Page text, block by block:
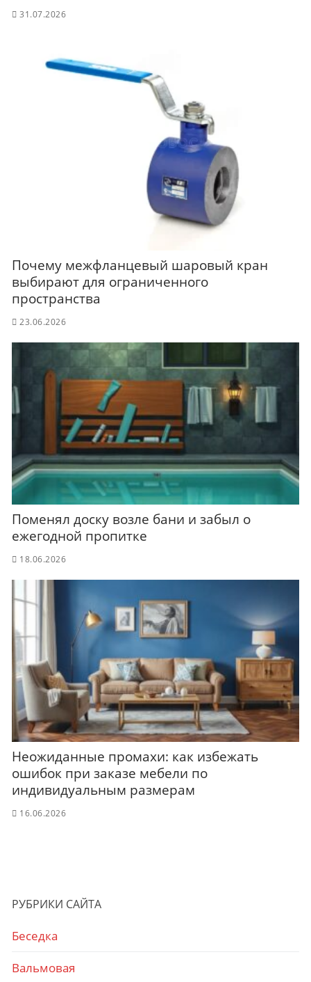
31.07.2026
Почему межфланцевый шаровый кран
выбирают для ограниченного
пространства
23.06.2026
Поменял доску возле бани и забыл о
ежегодной пропитке
18.06.2026
Неожиданные промахи: как избежать
ошибок при заказе мебели по
индивидуальным размерам
16.06.2026
РУБРИКИ САЙТА
Беседка
Вальмовая